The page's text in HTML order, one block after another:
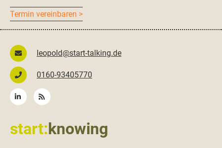
Ter­min vereinbaren >
leopold@start-talking.de
0160-93405770
start:knowing